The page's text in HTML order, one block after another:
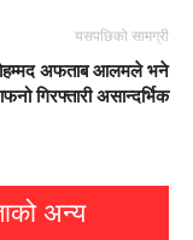
यसपछिको सामग्री
अफताब आलमले भने
गिरफ्तारी असान्दर्भिक
अन्य